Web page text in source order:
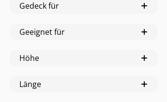
Gedeck für
Geeignet für
Höhe
Länge